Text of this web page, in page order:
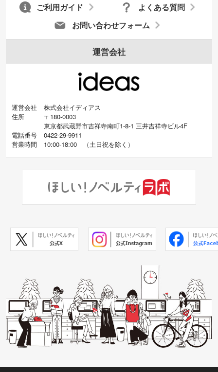
お問い合わせフォーム
よくある質問
ご利用ガイド
運営会社
運営会社
株式会社イディアス
住所
〒180-0003
東京都武蔵野市吉祥寺南町1-8-1 三井吉祥寺ビル4F
電話番号
0422-29-9911
営業時間
10:00-18:00 （土日祝を除く）